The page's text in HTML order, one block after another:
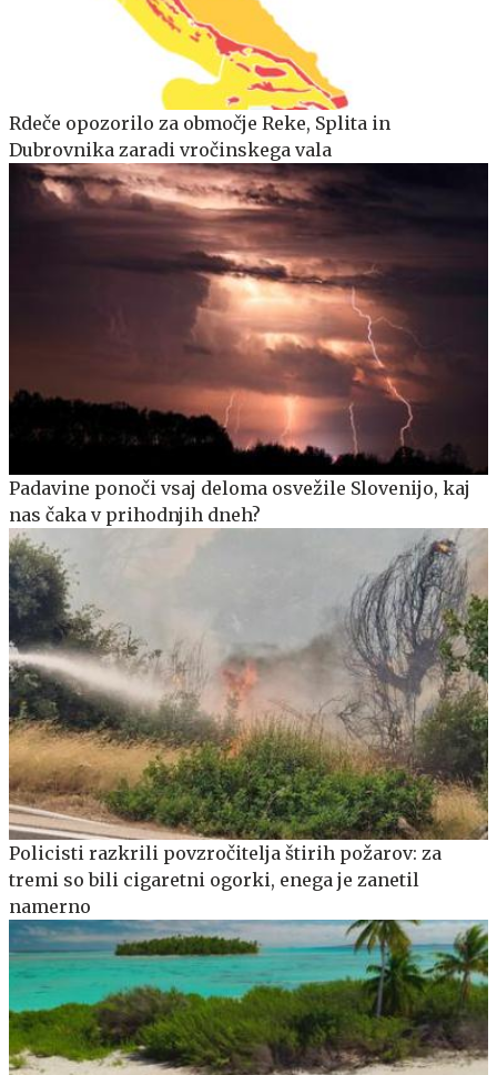
Rdeče opozorilo za območje Reke, Splita in
Dubrovnika zaradi vročinskega vala
Padavine ponoči vsaj deloma osvežile Slovenijo, kaj
nas čaka v prihodnjih dneh?
Policisti razkrili povzročitelja štirih požarov: za
tremi so bili cigaretni ogorki, enega je zanetil
namerno